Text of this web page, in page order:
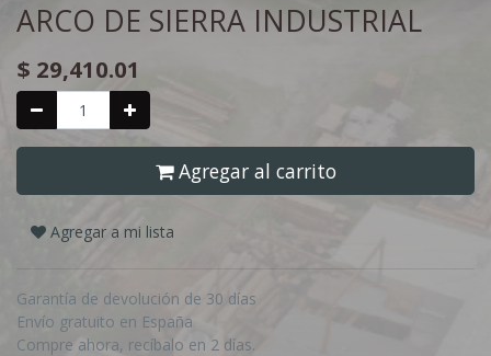
ARCO DE SIERRA INDUSTRIAL
$ 29,410.01
Agregar al carrito
Agregar a mi lista
Garantía de devolución de 30 días
Envío gratuito en España
Compre ahora, recíbalo en 2 días.